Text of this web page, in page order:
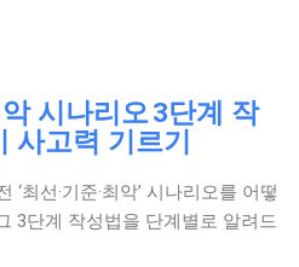
악 시나리오 3단계 작
사고력 기르기
최선·기준·최악’ 시나리오를 어떻
3단계 작성법을 단계별로 알려드